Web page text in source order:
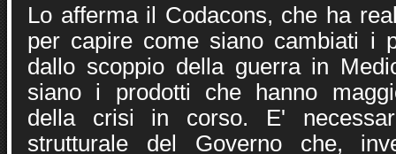
Lo afferma il Codacons, che ha
per capire come siano cambiati i
dallo scoppio della guerra in
siano i prodotti che hanno
della crisi in corso. E'
strutturale del Governo che,